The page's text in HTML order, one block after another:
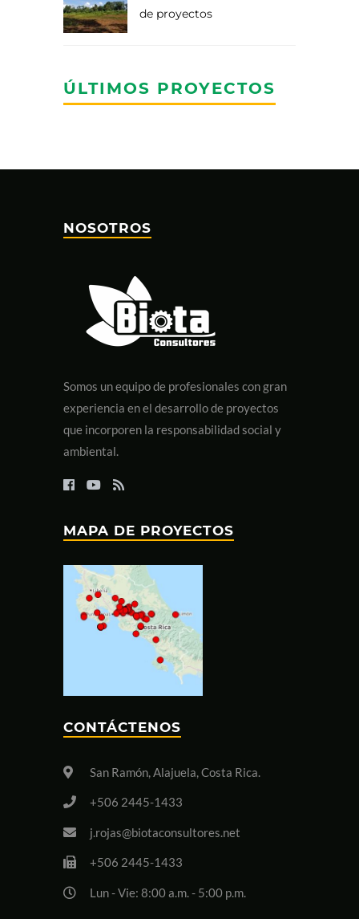
de proyectos
ÚLTIMOS PROYECTOS
NOSOTROS
Somos un equipo de profesionales con gran
experiencia en el desarrollo de proyectos
que incorporen la responsabilidad social y
ambiental.
MAPA DE PROYECTOS
CONTÁCTENOS
San Ramón, Alajuela, Costa Rica.
+506 2445-1433
j.rojas@biotaconsultores.net
+506 2445-1433
Lun - Vie: 8:00 a.m. - 5:00 p.m.